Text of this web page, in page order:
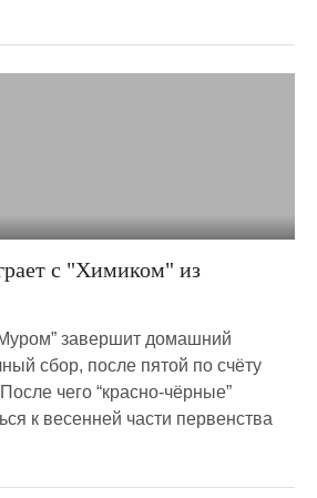
с "Химиком" из
завершит домашний
сбор, после пятой по счёту
чего “красно-чёрные”
к весенней части первенства